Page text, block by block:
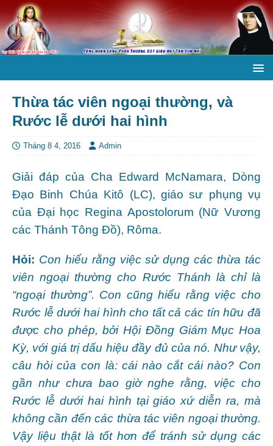
Thừa tác viên ngoại thường, và
Rước lễ dưới hai hình
Tháng 8 4, 2016 Admin
Giải đáp của Cha Edward McNamara, Dòng
Đạo Binh Chúa Kitô (LC), giáo sư phụng vụ
của Đại học Regina Apostolorum (Nữ Vương
các Thánh Tông Đồ), Rôma.
Hỏi: Con hiểu rằng việc sử dụng các thừa tác
viên ngoại thường cho Rước Thánh là chỉ là
“ngoại thường”. Con cũng hiểu rằng việc cho
Rước lễ dưới hai hình cho tất cả các tín hữu đã
được cho phép, bởi Hội Đồng Giám Mục Hoa
Kỳ, với giá trị dấu hiệu đầy đủ của nó. Như vậy,
câu hỏi của con là: cái nào cắt cái nào? Con
gần như chưa bao giờ nghe rằng, việc cho
Rước lễ dưới hai hình tại giáo xứ diễn ra, mà
không cần đến các thừa tác viên ngoại thường.
Vậy liệu thật là tốt hơn để tránh sử dụng các